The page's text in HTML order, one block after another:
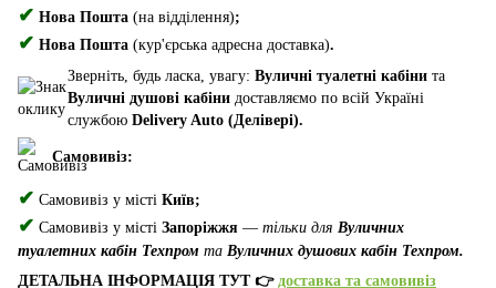
✔ Нова Пошта (на відділення);
✔ Нова Пошта (кур'єрська адресна доставка).
Зверніть, будь ласка, увагу: Вуличні туалетні кабіни та
Вуличні душові кабіни доставляємо по всій Україні
службою Delivery Auto (Делівері).
Самовивіз:
✔ Самовивіз у місті Київ;
✔ Самовивіз у місті Запоріжжя — тільки для Вуличних
туалетних кабін Техпром та Вуличних душових кабін Техпром.
ДЕТАЛЬНА ІНФОРМАЦІЯ ТУТ 👉 доставка та самовивіз